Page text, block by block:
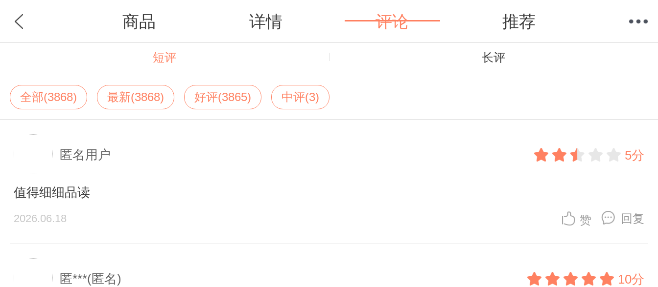
商品 详情 评论 推荐
短评 长评
全部(3868) 最新(3868) 好评(3865) 中评(3)
匿名用户 5分
值得细细品读
2026.06.18 回复
赞
匿***(匿名) 10分